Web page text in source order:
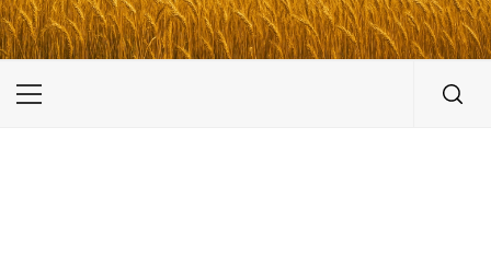
UKRAINE-IS
ПУТЕШЕСТВИЕ ПО УКРАИНЕ
Primary